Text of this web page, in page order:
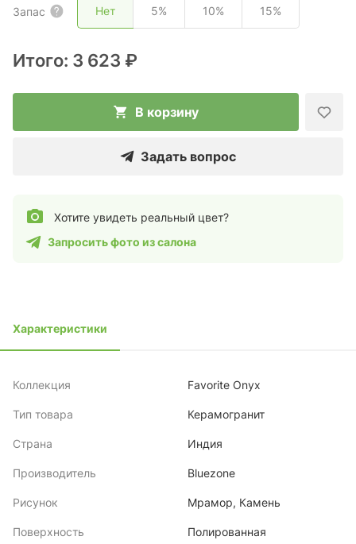
Запас Нет 5% 10% 15%
Итого: 3 623 ₽
В корзину
Задать вопрос
Хотите увидеть реальный цвет?
Запросить фото из салона
Характеристики
Коллекция Favorite Onyx
Тип товара Керамогранит
Страна Индия
Производитель Bluezone
Рисунок Мрамор, Камень
Поверхность Полированная